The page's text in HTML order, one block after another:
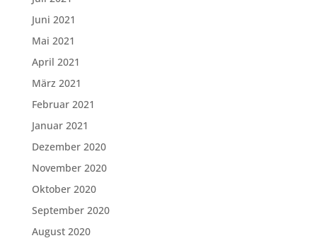
Juni 2021
Mai 2021
April 2021
März 2021
Februar 2021
Januar 2021
Dezember 2020
November 2020
Oktober 2020
September 2020
August 2020